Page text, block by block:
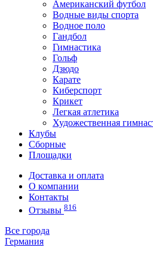
Американский футбол
Водные виды спорта
Водное поло
Гандбол
Гимнастика
Гольф
Дзюдо
Карате
Киберспорт
Крикет
Легкая атлетика
Художественная
Клубы
Сборные
Площадки
Доставка и оплата
О компании
Контакты
Отзывы 816
Все города
Германия